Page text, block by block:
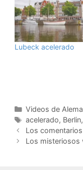
Lubeck acelerado
Categorías
Videos de
Etiquetas
acelerado, Berlin,
Los
Los misteriosos